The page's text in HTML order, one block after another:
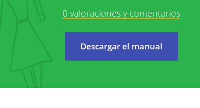
0 valoraciones y comentarios
Descargar el manual
Sobre esta
Nos preocupamos por proteger su
esta política de privacidad,
posible qué datos recopilamos de
con cualquier pregunta o